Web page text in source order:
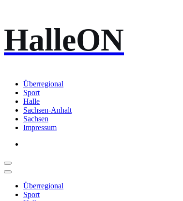
Inhalt
springen
HalleON
Überregional
Sport
Halle
Sachsen-Anhalt
Sachsen
Impressum
Überregional
Sport